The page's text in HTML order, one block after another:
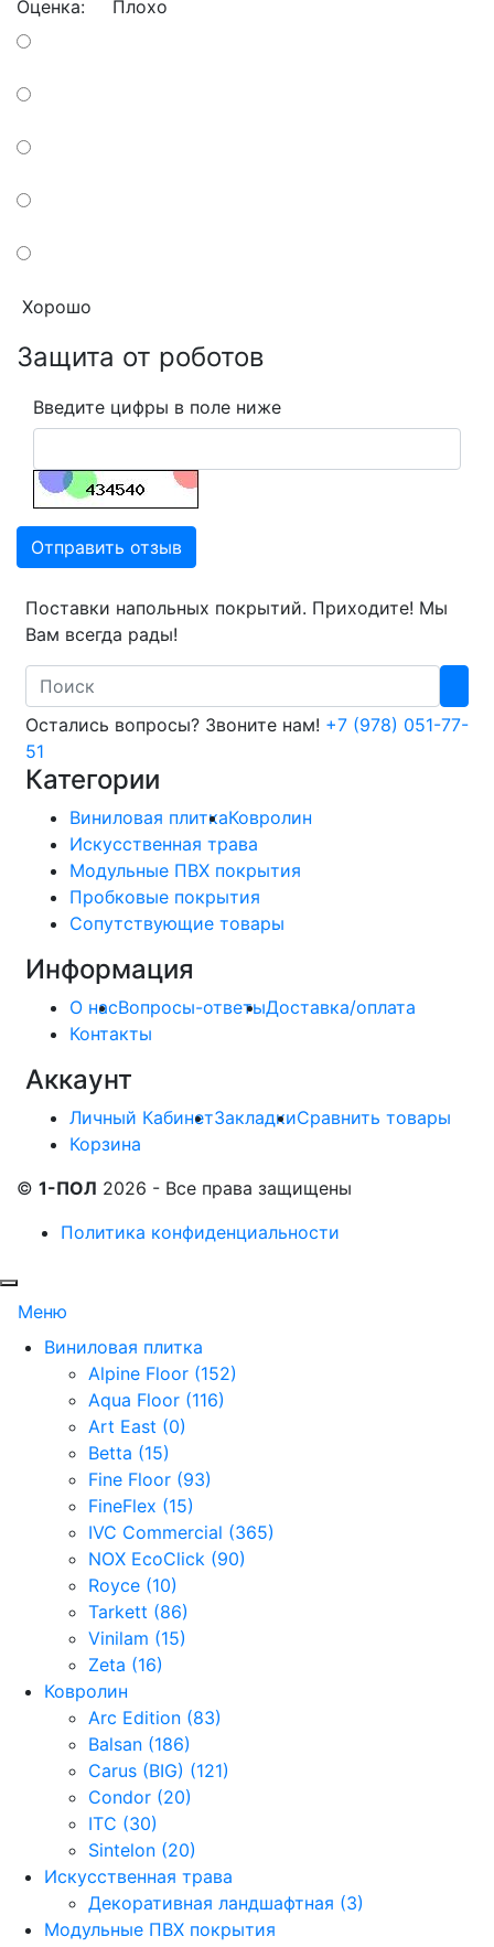
Оценка: Плохо
Хорошо
Защита от роботов
Введите цифры в поле ниже
Отправить отзыв
Поставки напольных покрытий. Приходите! Мы
Вам всегда рады!
Search
Остались вопросы? Звоните нам! +7 (978) 051-77-
51
Категории
Виниловая плиткаКовролин
Искусственная трава
Модульные ПВХ покрытия
Пробковые покрытия
Сопутствующие товары
Информация
О насВопросы-ответыДоставка/оплата
Контакты
Аккаунт
Личный КабинетЗакладкиСравнить товары
Корзина
© 1-ПОЛ 2026 - Все права защищены
Политика конфиденциальности
Меню
Виниловая плитка
Alpine Floor (152)
Aqua Floor (116)
Art East (0)
Betta (15)
Fine Floor (93)
FineFlex (15)
IVC Commercial (365)
NOX EcoClick (90)
Royce (10)
Tarkett (86)
Vinilam (15)
Zeta (16)
Ковролин
Arc Edition (83)
Balsan (186)
Carus (BIG) (121)
Condor (20)
ITC (30)
Sintelon (20)
Искусственная трава
Декоративная ландшафтная (3)
Модульные ПВХ покрытия